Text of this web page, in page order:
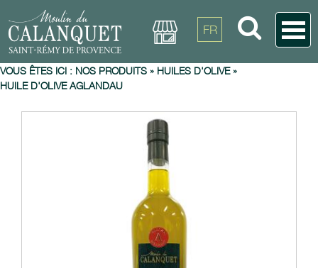
FR
VOUS ÊTES ICI : NOS PRODUITS » HUILES D'OLIVE»
HUILE D'OLIVE AGLANDAU